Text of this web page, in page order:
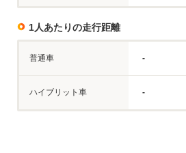
1人あたりの走行距離
普通車 -
ハイブリット車 -